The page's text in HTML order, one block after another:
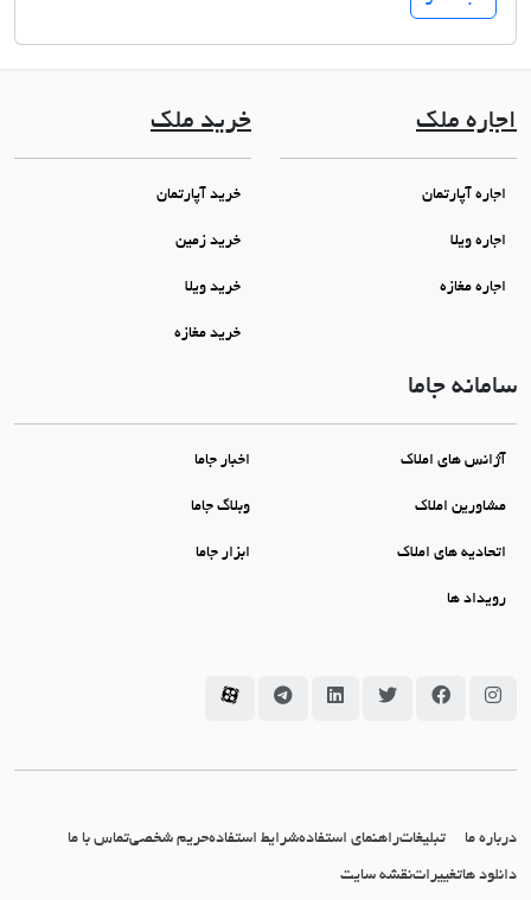
اجاره ملک
اجاره آپارتمان
اجاره ویلا
اجاره مغازه
خرید ملک
خرید آپارتمان
خرید زمین
خرید ویلا
خرید مغازه
سامانه جاما
آژانس های املاک اخبار جاما
مشاورین املاک وبلاگ جاما
اتحادیه های املاک ابزار جاما
رویداد ها
سامانه جاما در اینستاگرام
سامانه جاما در فیسبوک
سامانه جاما در توئیتر
سامانه جاما در لینکداین
سامانه جاما در تلگرام
سامانه جاما در آپارات
درباره ما تبلیغاتراهنمای استفادهشرایط استفادهحریم شخصیتماس با ما
دانلود هاتغییراتنقشه سایت